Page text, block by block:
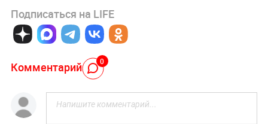
Подписаться на LIFE
Комментарий 0